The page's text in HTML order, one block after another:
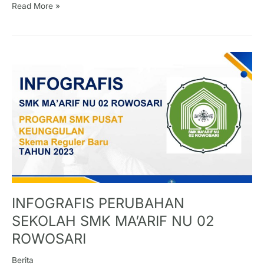
Read More »
INFOGRAFIS PERUBAHAN
SEKOLAH SMK MA’ARIF NU 02
ROWOSARI
Berita
SEKOLAH
MA’ARIF
NU
02
ROWOSARI